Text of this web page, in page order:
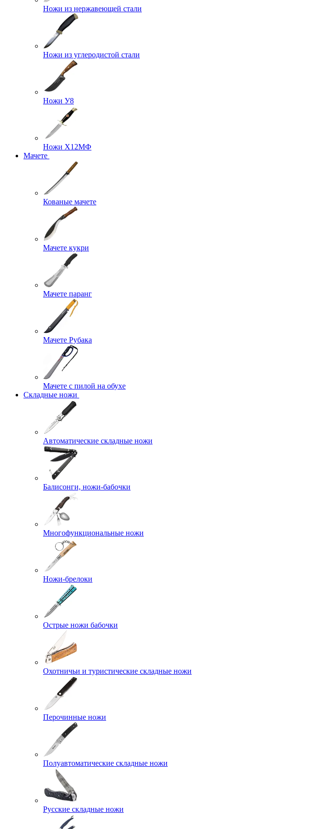
Ножи из нержавеющей стали
Ножи из углеродистой стали
Ножи У8
Ножи Х12МФ
Мачете
Кованые мачете
Мачете кукри
Мачете паранг
Мачете Рубака
Мачете с пилой на обухе
Складные ножи
Автоматические складные ножи
Балисонги, ножи-бабочки
Многофункциональные ножи
Ножи-брелоки
Острые ножи бабочки
Охотничьи и туристические складные ножи
Перочинные ножи
Полуавтоматические складные ножи
Русские складные ножи